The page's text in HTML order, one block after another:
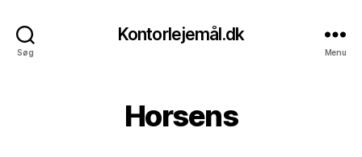
Søg
Kontorlejemål.dk
Menu
Horsens